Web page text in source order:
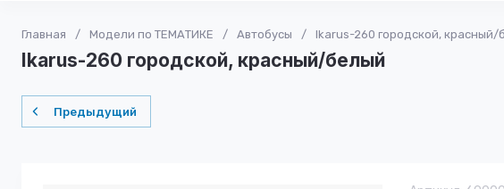
Главная / Модели по ТЕМАТИКЕ / Автобусы / Ikarus-260 городской, красный/
Ikarus-260 городской, красный/белый
Предыдущий